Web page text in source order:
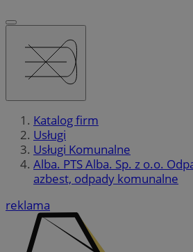
Katalog firm
Usługi
Usługi Komunalne
Alba. PTS Alba. Sp. z o.o.
azbest, odpady komunalne
reklama